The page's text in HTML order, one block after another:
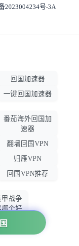
2023004234号-3A
回国加速器
一键回国加速器
番茄海外回国加
速器
翻墙回国VPN
归雁VPN
回国VPN推荐
甲战争
个好